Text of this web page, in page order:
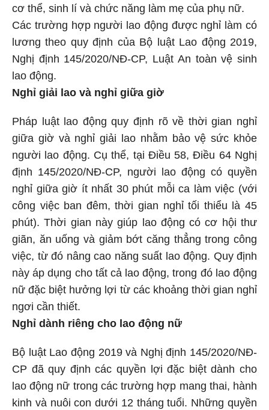
cơ thể, sinh lí và chức năng làm mẹ của phụ nữ.
Các trường hợp người lao động được nghỉ làm có
lương theo quy định của Bộ luật Lao động 2019,
Nghị định 145/2020/NĐ-CP, Luật An toàn vệ sinh
lao động.
Nghỉ giải lao và nghỉ giữa giờ
Pháp luật lao động quy định rõ về thời gian nghỉ
giữa giờ và nghỉ giải lao nhằm bảo vệ sức khỏe
người lao động. Cụ thể, tại Điều 58, Điều 64 Nghị
định 145/2020/NĐ-CP, người lao động có quyền
nghỉ giữa giờ ít nhất 30 phút mỗi ca làm việc (với
công việc ban đêm, thời gian nghỉ tối thiểu là 45
phút). Thời gian này giúp lao động có cơ hội thư
giãn, ăn uống và giảm bớt căng thẳng trong công
việc, từ đó nâng cao năng suất lao động. Quy định
này áp dụng cho tất cả lao động, trong đó lao động
nữ đặc biệt hưởng lợi từ các khoảng thời gian nghỉ
ngơi cần thiết.
Nghỉ dành riêng cho lao động nữ
Bộ luật Lao động 2019 và Nghị định 145/2020/NĐ-
CP đã quy định các quyền lợi đặc biệt dành cho
lao động nữ trong các trường hợp mang thai, hành
kinh và nuôi con dưới 12 tháng tuổi. Những quyền